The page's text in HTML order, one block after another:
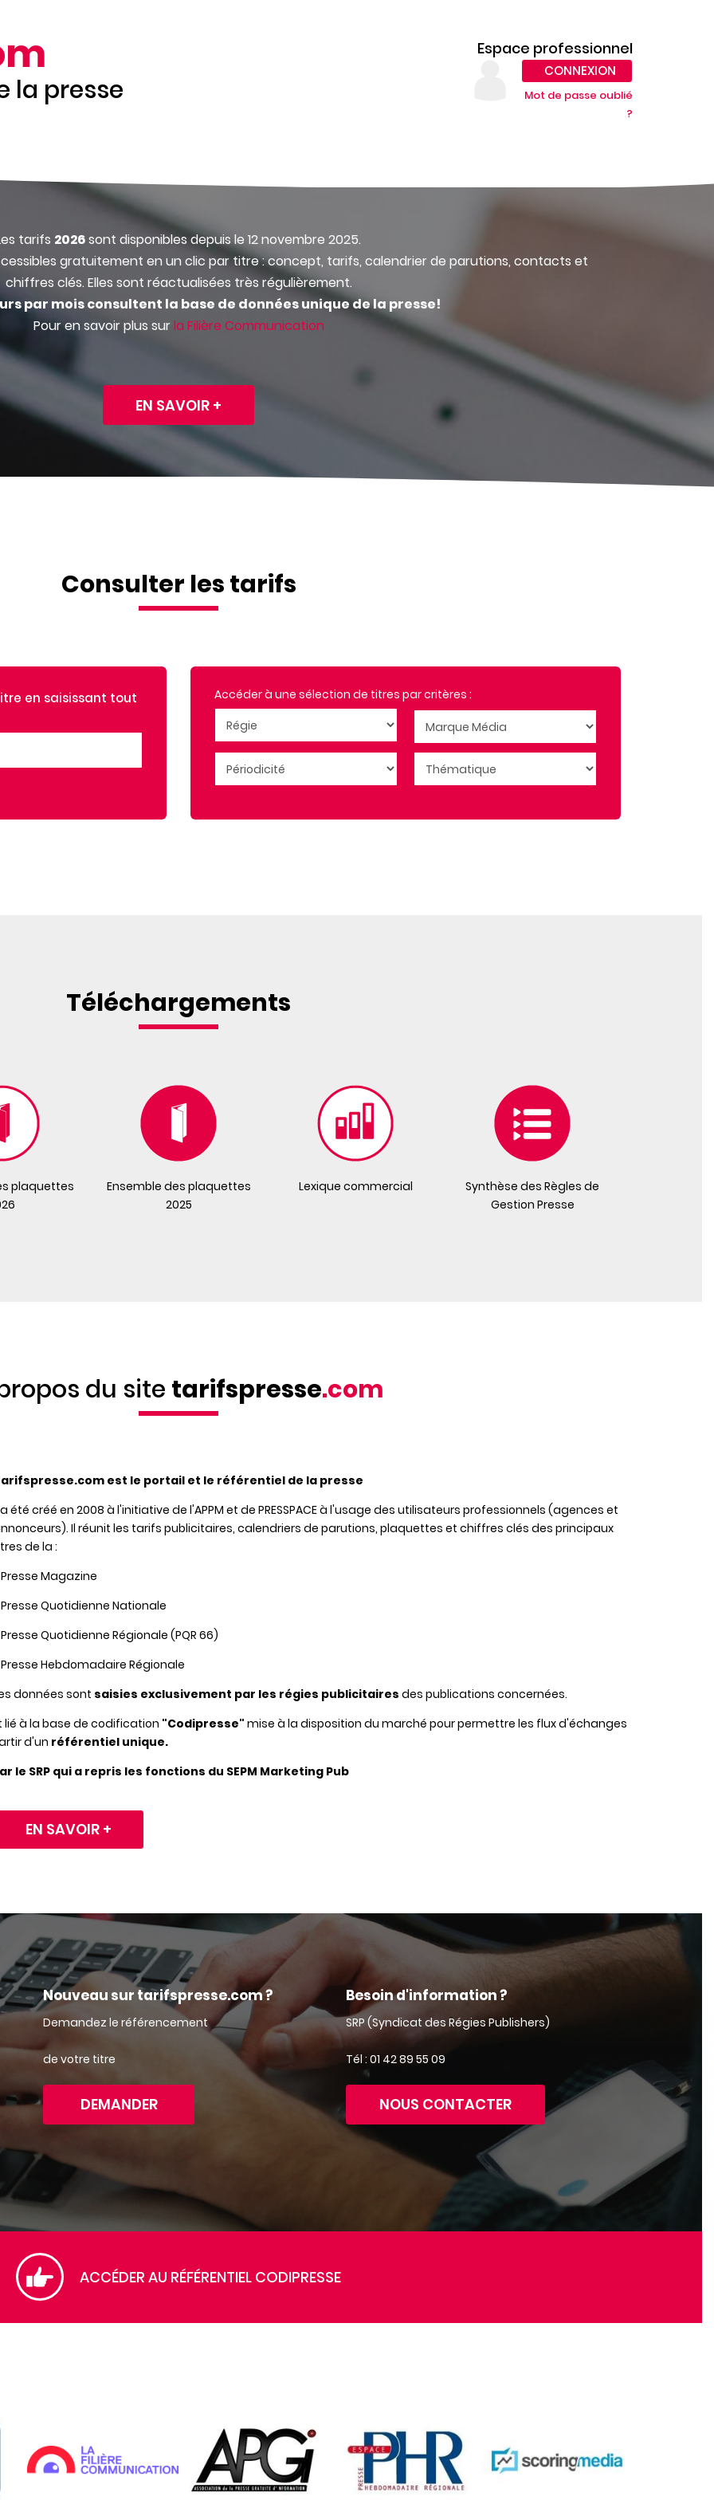
la presse
Espace professionnel
CONNEXION
Mot de passe oublié
?
tarifs 2026sont disponibles depuis le 12 novembre 2025.
gratuitement en un clic par titre : concept, tarifs, calendrier de parutions, contacts et
chiffres clés. Elles sont réactualisées très régulièrement.
par mois consultent la base de données unique de la presse!
Pour en savoir plus surla Filière Communication
EN SAVOIR +
Consulter les tarifs
en saisissant tout
Accéder à une sélection de titres par critères :
Téléchargements
plaquettes
Ensemble des plaquettes
2025
Lexique commercial
Synthèse des Règles de
Gestion Presse
du site tarifspresse.com
est le portail et le référentiel de la presse
été créé en 2008 à l'initiative de l'APPM et de PRESSPACE à l'usage des utilisateurs professionnels (agences et
Il réunit les tarifs publicitaires, calendriers de parutions, plaquettes et chiffres clés des principaux
de la :
Magazine
Quotidienne Nationale
Quotidienne Régionale (PQR 66)
Hebdomadaire Régionale
données sont saisies exclusivement par les régies publicitaires des publications concernées.
à la base de codification "Codipresse" mise à la disposition du marché pour permettre les flux d'échanges
d'un référentiel unique.
SRP qui a repris les fonctions du SEPM Marketing Pub
EN SAVOIR +
Nouveau sur tarifspresse.com ?
Demandez le référencement
de votre titre
DEMANDER
Besoin d'information ?
SRP (Syndicat des Régies Publishers)
Tél : 01 42 89 55 09
NOUS CONTACTER
ACCÉDER AU RÉFÉRENTIEL CODIPRESSE